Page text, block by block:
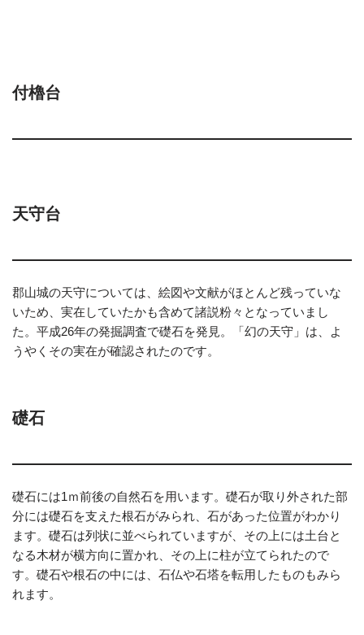
付櫓台
天守台
郡山城の天守については、絵図や文献がほとんど残っていな
いため、実在していたかも含めて諸説粉々となっていまし
た。平成26年の発掘調査で礎石を発見。「幻の天守」は、よ
うやくその実在が確認されたのです。
礎石
礎石には1ｍ前後の自然石を用います。礎石が取り外された部
分には礎石を支えた根石がみられ、石があった位置がわかり
ます。礎石は列状に並べられていますが、その上には土台と
なる木材が横方向に置かれ、その上に柱が立てられたので
す。礎石や根石の中には、石仏や石塔を転用したものもみら
れます。